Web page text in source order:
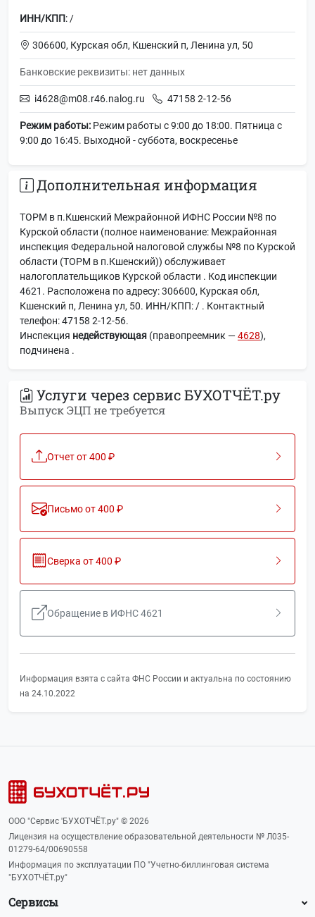
ИНН/КПП: /
306600, Курская обл, Кшенский п, Ленина ул, 50
Банковские реквизиты: нет данных
i4628@m08.r46.nalog.ru 47158 2-12-56
Режим работы: Режим работы с 9:00 до 18:00. Пятница с
9:00 до 16:45. Выходной - суббота, воскресенье
Дополнительная информация
ТОРМ в п.Кшенский Межрайонной ИФНС России №8 по
Курской области (полное наименование: Межрайонная
инспекция Федеральной налоговой службы №8 по Курской
области (ТОРМ в п.Кшенский)) обслуживает
налогоплательщиков Курской области . Код инспекции
4621. Расположена по адресу: 306600, Курская обл,
Кшенский п, Ленина ул, 50. ИНН/КПП: / . Контактный
телефон: 47158 2-12-56.
Инспекция недействующая (правопреемник —4628),
подчинена .
Услуги через сервис БУХОТЧЁТ.ру
Выпуск ЭЦП не требуется
Отчет от 400 ₽
Письмо от 400 ₽
Сверка от 400 ₽
Обращение в ИФНС 4621
Информация взята с сайта ФНС России и актуальна по состоянию
на 24.10.2022
ООО "Сервис 'БУХОТЧЁТ.ру" © 2026
Лицензия на осуществление образовательной деятельности № Л035-
01279-64/00690558
Информация по эксплуатации ПО "Учетно-биллинговая система
"БУХОТЧЁТ.ру"
Сервисы